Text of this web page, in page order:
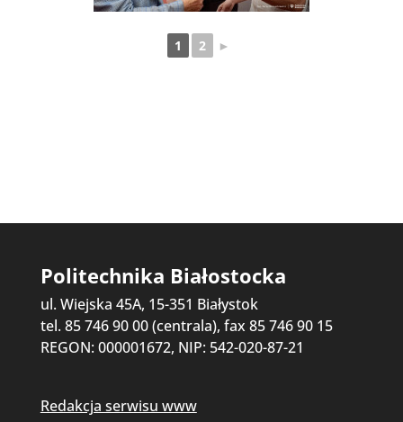
1 2 ►
Politechnika Białostocka
ul. Wiejska 45A, 15-351 Białystok
tel. 85 746 90 00 (centrala), fax 85 746 90 15
REGON: 000001672, NIP: 542-020-87-21
Redakcja serwisu www